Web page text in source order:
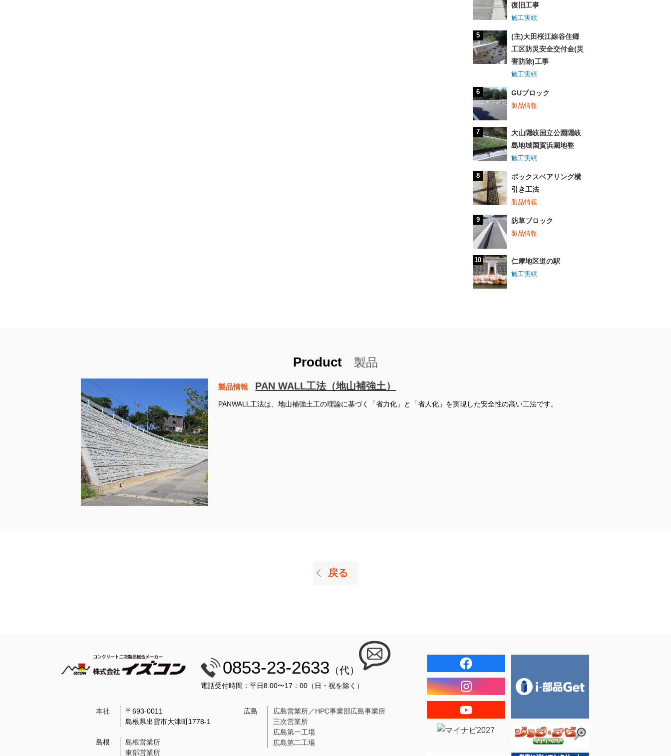
復旧工事
施工実績
(主)大田桜江線谷住郷
工区防災安全交付金(災
害防除)工事
施工実績
GUブロック
製品情報
大山隠岐国立公園隠岐
島地域国賀浜園地整
施工実績
ボックスベアリング横
引き工法
製品情報
防草ブロック
製品情報
仁摩地区道の駅
施工実績
Product 製品
製品情報 PAN WALL工法（地山補強土）
PANWALL工法は、地山補強土工の理論に基づく「省力化」と「省人化」を実現した安全性の高い工法です。
戻る
0853-23-2633 （代）
電話受付時間：平日8:00〜17：00（日・祝を除く）
本社
〒693-0011
島根県出雲市大津町1778-1
島根
島根営業所
東部営業所
広島
広島営業所／HPC事業部広島事業所
三次営業所
広島第一工場
広島第二工場